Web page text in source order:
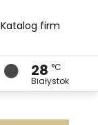
Katalog firm
28 °C
Białystok